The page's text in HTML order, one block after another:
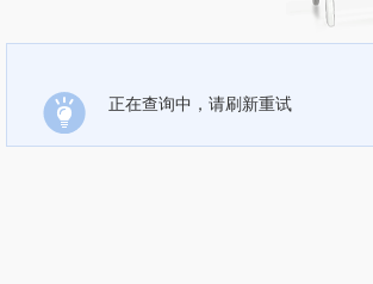
正在查询中，请刷新重试